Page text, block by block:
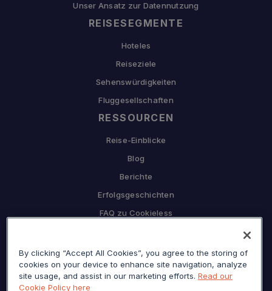
Unser Ansatz zur Datennutzung
REISESEGMENTE
Hoteles
Reiseziele
Sehenswürdigkeiten
Fluggesellschaften
RESSOURCEN
Reise-Einblicke
Blog
Berichte
Erfolgsgeschichten
FAQ zu Cookieless
Warum Sojern
By clicking “Accept All Cookies”, you agree to the storing of
cookies on your device to enhance site navigation, analyze
site usage, and assist in our marketing efforts. Read our
Cookie Policy here